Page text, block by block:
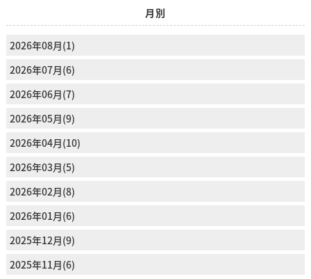
月別
2026年08月(1)
2026年07月(6)
2026年06月(7)
2026年05月(9)
2026年04月(10)
2026年03月(5)
2026年02月(8)
2026年01月(6)
2025年12月(9)
2025年11月(6)